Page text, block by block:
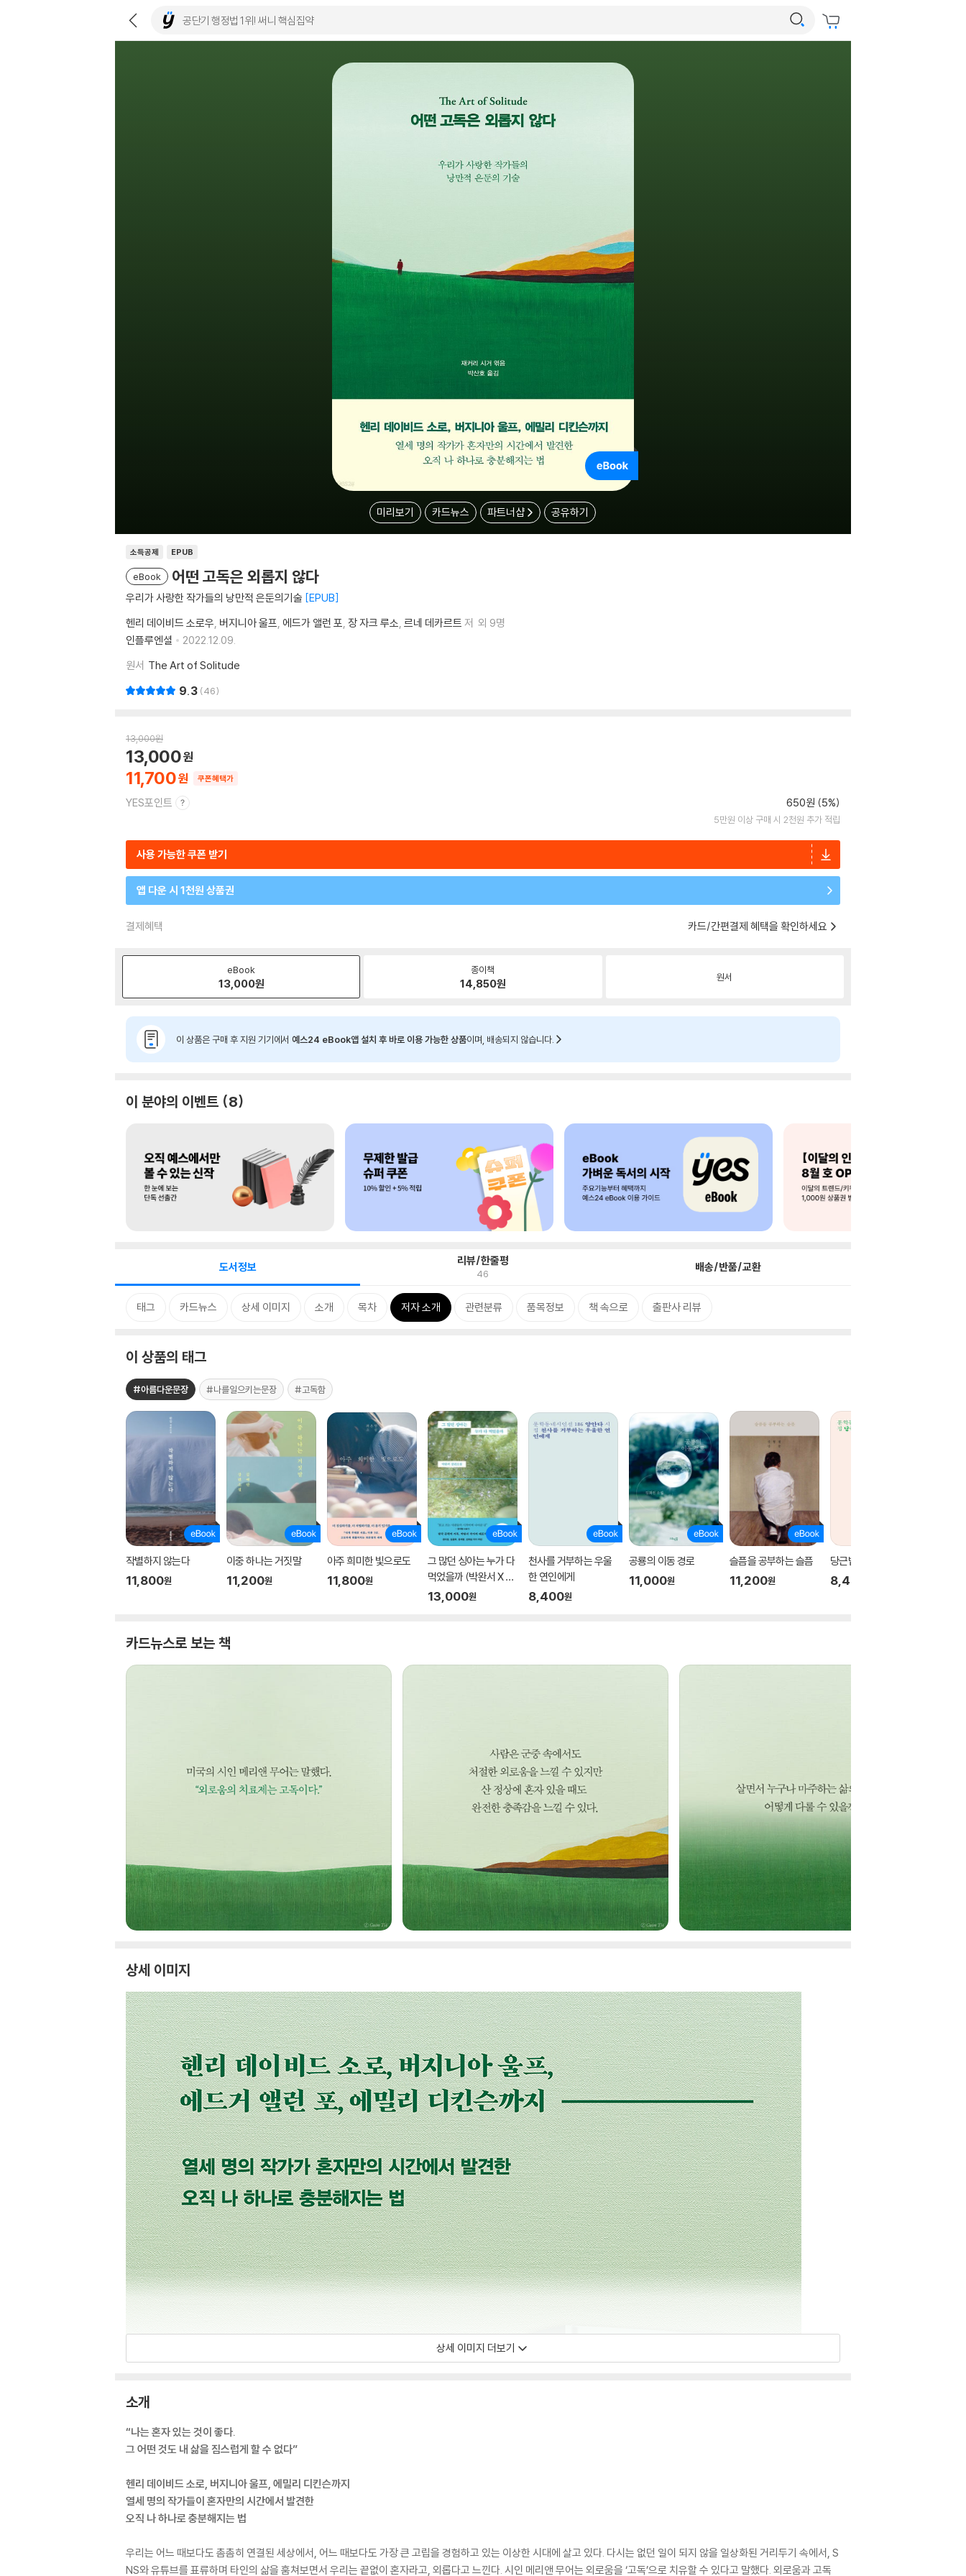
미리보기 카드뉴스 파트너샵 공유하기
소득공제 EPUB
eBook 어떤 고독은 외롭지 않다
우리가 사랑한 작가들의 낭만적 은둔의기술 EPUB
헨리 데이비드 소로우 버지니아 울프 에드가 앨런 포 장 자크 루소 르네 데카르트 저 외 9명
인플루엔셜
2022.12.09.
원서 The Art of Solitude
9.3 46
13,000원
11,700
13,000
쿠폰혜택가
YES포인트 650원 (5%)
5만원 이상 구매 시 2천원 추가 적립
사용 가능한 쿠폰 받기
앱 다운 시 1천원 상품권
결제혜택 카드/간편결제 혜택을 확인하세요
eBook
13,000원
종이책
14,850원 원서
이 상품은 구매 후 지원 기기에서 예스24 eBook앱 설치 후 바로 이용 가능한 상품이며, 배송되지 않습니다.
이 분야의 이벤트 8
도서정보 리뷰/한줄평
46 배송/반품/교환
태그 카드뉴스 상세 이미지 소개 목차 저자 소개 관련분류 품목정보 책 속으로 출판사 리뷰
이 상품의 태그
#아름다운문장 #나를일으키는문장 #고독함
작별하지 않는다
11,800원
이중 하나는 거짓말
11,200원
아주 희미한 빛으로도
11,800원
그 많던 싱아는 누가 다
먹었을까 (박완서 X 이
옥토 리커버 특별판)
13,000원
천사를 거부하는 우울
한 연인에게
8,400원
공룡의 이동 경로
11,000원
슬픔을 공부하는 슬픔
11,200원
당근밭 걷기
8,400
카드뉴스로 보는 책
상세 이미지
상세 이미지 더보기
소개
“나는 혼자 있는 것이 좋다.
그 어떤 것도 내 삶을 짐스럽게 할 수 없다”
헨리 데이비드 소로, 버지니아 울프, 에밀리 디킨슨까지
열세 명의 작가들이 혼자만의 시간에서 발견한
오직 나 하나로 충분해지는 법
우리는 어느 때보다도 촘촘히 연결된 세상에서, 어느 때보다도 가장 큰 고립을 경험하고 있는 이상한 시대에 살고 있다. 다시는 없던 일이 되지 않을 일상화된 거리두기 속에서, S
NS와 유튜브를 표류하며 타인의 삶을 훔쳐보면서 우리는 끝없이 혼자라고, 외롭다고 느낀다. 시인 메리앤 무어는 외로움을 ‘고독’으로 치유할 수 있다고 말했다. 외로움과 고독